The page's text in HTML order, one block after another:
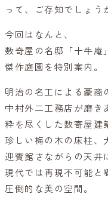
って、ご存知でしょう
今回はなんと、
数奇屋の名邸「十牛庵
傑作庭園を特別案内。
明治の名工による豪商
中村外二工務店が磨き
粋を尽くした数寄屋建
珍しい梅の木の床柱、
迎賓館さながらの天井
現代では再現不可能と
圧倒的な美の空間。